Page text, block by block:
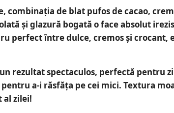
combinația de blat pufos de cacao,
și glazură bogată o face absolut
perfect între dulce, cremos și crocant,
rezultat spectaculos, perfectă pentru
a-i răsfăța pe cei mici. Textura
al zilei!